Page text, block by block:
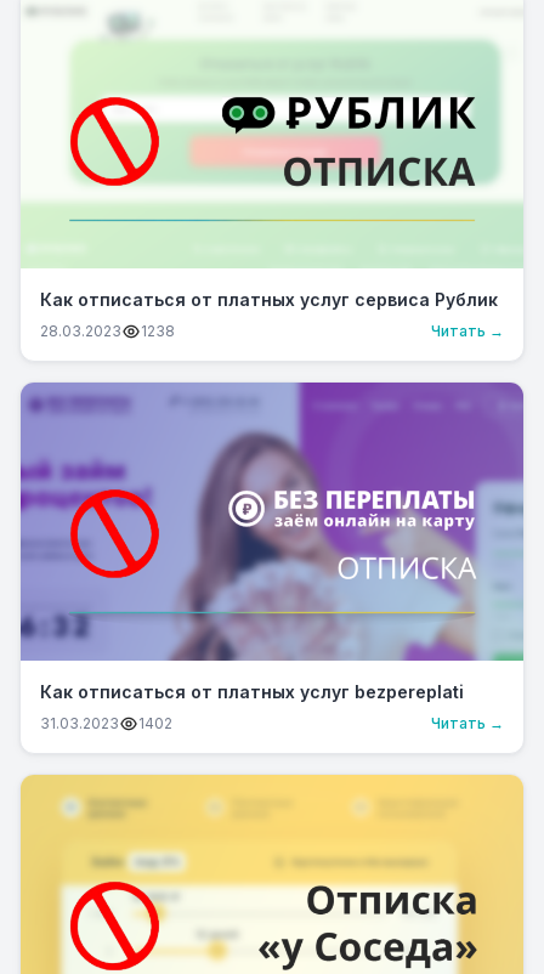
Как отписаться от платных услуг сервиса Рублик
28.03.2023 1238 Читать →
Как отписаться от платных услуг bezpereplati
31.03.2023 1402 Читать →